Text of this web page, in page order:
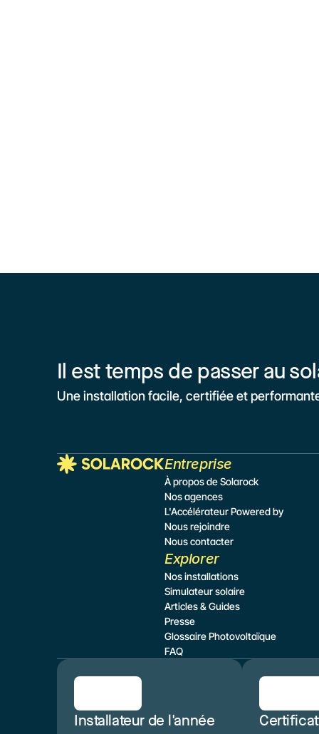
Il est temps de passer au
Une installation facile, certifiée et
Entreprise
À propos de Solarock
Nos agences
L'Accélérateur Powered by
Nous rejoindre
Nous contacter
Explorer
Nos installations
Simulateur solaire
Articles & Guides
Presse
Glossaire Photovoltaïque
FAQ
Installateur de l'année